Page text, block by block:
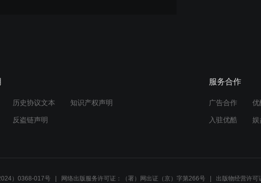
历史协议文本 知识产权声明
反盗链声明
服务合作
广告合作 优
入驻优酷 娱
）0368-017号 网络出版服务许可证：（署）网出证（京）字第266号 出版物经营许